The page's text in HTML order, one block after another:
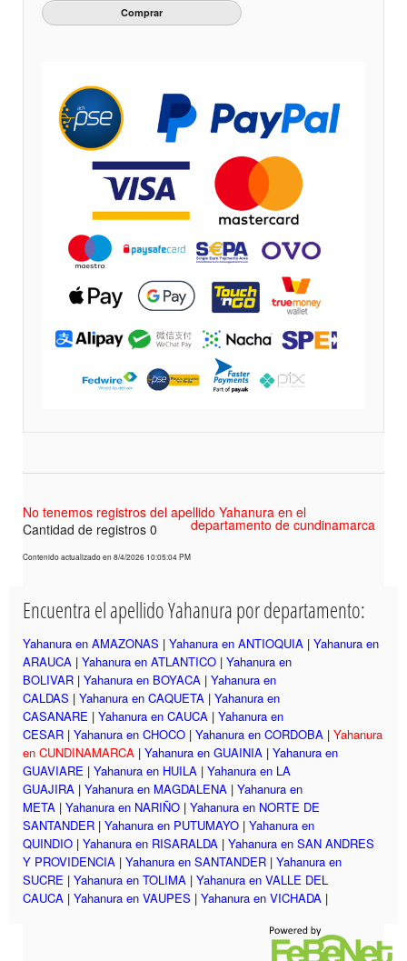
No tenemos registros del apellido Yahanura en el
departamento de cundinamarca
Cantidad de registros 0
Contenido actualizado en 8/4/2026 10:05:04 PM
Encuentra el apellido Yahanura por departamento:
Yahanura en AMAZONAS | Yahanura en ANTIOQUIA | Yahanura en
ARAUCA | Yahanura en ATLANTICO | Yahanura en
BOLIVAR | Yahanura en BOYACA | Yahanura en
CALDAS | Yahanura en CAQUETA | Yahanura en
CASANARE | Yahanura en CAUCA | Yahanura en
CESAR | Yahanura en CHOCO | Yahanura en CORDOBA | Yahanura
en CUNDINAMARCA | Yahanura en GUAINIA | Yahanura en
GUAVIARE | Yahanura en HUILA | Yahanura en LA
GUAJIRA | Yahanura en MAGDALENA | Yahanura en
META | Yahanura en NARIÑO | Yahanura en NORTE DE
SANTANDER | Yahanura en PUTUMAYO | Yahanura en
QUINDIO | Yahanura en RISARALDA | Yahanura en SAN ANDRES
Y PROVIDENCIA | Yahanura en SANTANDER | Yahanura en
SUCRE | Yahanura en TOLIMA | Yahanura en VALLE DEL
CAUCA | Yahanura en VAUPES | Yahanura en VICHADA |